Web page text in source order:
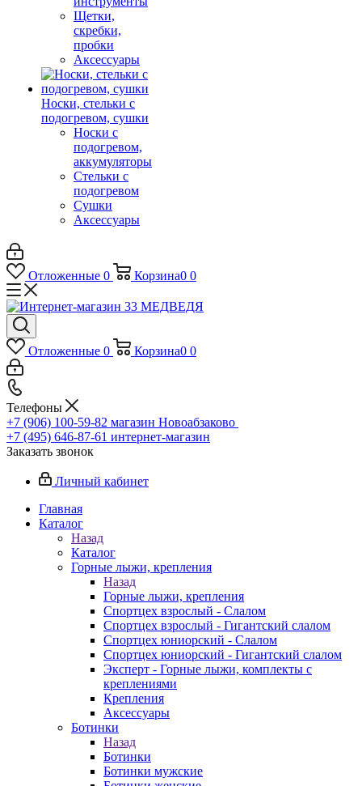
Щетки,
скребки,
пробки
Аксессуары
Носки, стельки с
подогревом, сушки
Носки с
подогревом,
аккумуляторы
Стельки с
подогревом
Сушки
Аксессуары
Отложенные 0 Корзина0 0
Отложенные 0 Корзина0 0
Телефоны
+7 (906) 100-59-82 магазин Новоабзаково
+7 (495) 646-87-61 интернет-магазин
Заказать звонок
Личный кабинет
Главная
Каталог
Назад
Каталог
Горные лыжи, крепления
Назад
Горные лыжи, крепления
Спортцех взрослый - Слалом
Спортцех взрослый - Гигантский слалом
Спортцех юниорский - Слалом
Спортцех юниорский - Гигантский слалом
Эксперт - Горные лыжи, комплекты с
креплениями
Крепления
Аксессуары
Ботинки
Назад
Ботинки
Ботинки мужские